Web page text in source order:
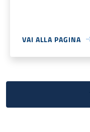
VAI ALLA PAGINA